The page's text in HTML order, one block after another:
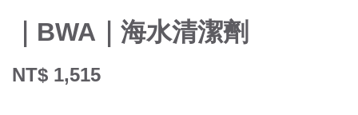
｜BWA｜海水清潔劑
NT$ 1,515